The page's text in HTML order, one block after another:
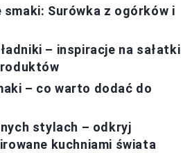
smaki: Surówka z ogórków i
– inspiracje na sałatki
– co warto dodać do
stylach – odkryj
kuchniami świata